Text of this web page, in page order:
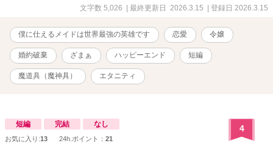
使いの、まだ誰も知らない始まりの物語。
文字数 5,026 | 最終更新日 2026.3.15 | 登録日 2026.3.15
僕に仕えるメイドは世界最強の英雄です 恋愛 令嬢
婚約破棄 ざまぁ ハッピーエンド 短編
魔道具（魔神具） エタニティ
短編 完結 なし
お気に入り:13 24h.ポイント： 21
4